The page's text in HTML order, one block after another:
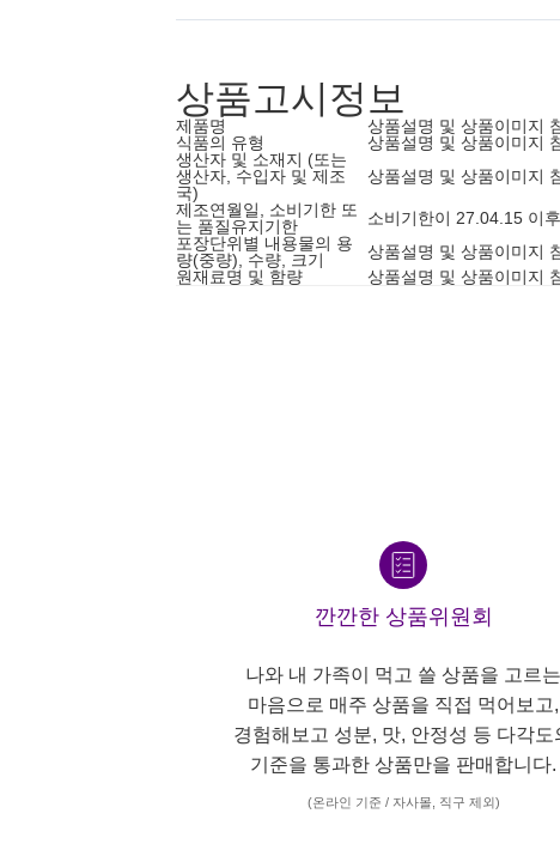
상품고시정보
제품명 상품설명 및 상품이미지
식품의 유형
상품설명 및 상품이미지
생산자 및 소재지 (또는
생산자, 수입자 및 제조
국)
상품설명 및 상품이미지
제조연월일, 소비기한 또
는 품질유지기한
소비기한이 27.04.15 이
포장단위별 내용물의 용
량(중량), 수량, 크기
상품설명 및 상품이미지
원재료명 및 함량
상품설명 및 상품이미지
깐깐한 상품위원회
나와 내 가족이 먹고 쓸 상품을 고르는
마음으로 매주 상품을 직접 먹어보고,
경험해보고 성분, 맛, 안정성 등 다각도
기준을 통과한 상품만을 판매합니다.
(온라인 기준 / 자사몰, 직구 제외)